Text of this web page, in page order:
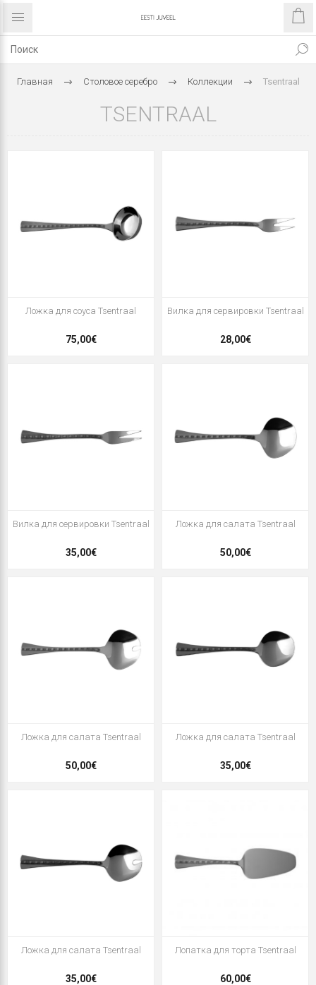
Главная Столовое серебро Коллекции Tsentraal
TSENTRAAL
Ложка для соуса Tsentraal
75,00€
Вилка для сервировки Tsentraal
28,00€
Вилка для сервировки Tsentraal
35,00€
Ложка для салата Tsentraal
50,00€
Ложка для салата Tsentraal
50,00€
Ложка для салата Tsentraal
35,00€
Ложка для салата Tsentraal
35,00€
Лопатка для торта Tsentraal
60,00€